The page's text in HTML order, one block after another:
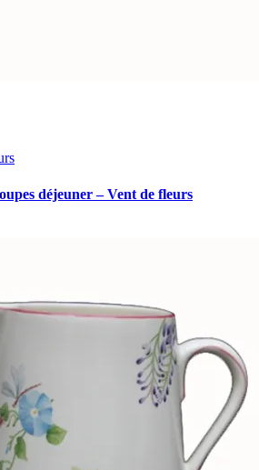
déjeuner – Vent de fleurs